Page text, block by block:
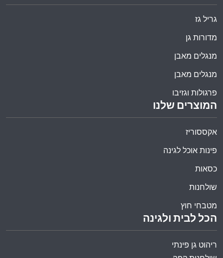
הכל לבית ולגינה
ריהוט גן פינתי
המוצרים שלנו
אקססוריז
פינות אוכל לגינה
כסאות
שולחנות
מטבחי חוץ
גריל גז
מדורות גן
מנגלים מאבן
מנגלים מאבן
פרגולות וגזיבו